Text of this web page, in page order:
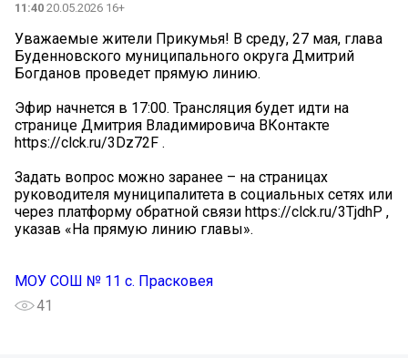
11:40 20.05.2026 16+
Уважаемые жители Прикумья! В среду, 27 мая, глава
Буденновского муниципального округа Дмитрий
Богданов проведет прямую линию.
Эфир начнется в 17:00. Трансляция будет идти на
странице Дмитрия Владимировича ВКонтакте
https://clck.ru/3Dz72F .
Задать вопрос можно заранее – на страницах
руководителя муниципалитета в социальных сетях или
через платформу обратной связи https://clck.ru/3TjdhP ,
указав «На прямую линию главы».
МОУ СОШ № 11 с. Прасковея
41